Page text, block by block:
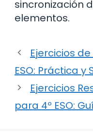
sincronización
elementos.
Ejercicios
ESO: Práctica y
Ejercicios
para 4º ESO: